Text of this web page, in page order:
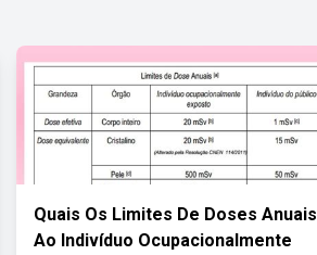
Quais Os Limites De Doses Anuais
Ao Indivíduo Ocupacionalmente